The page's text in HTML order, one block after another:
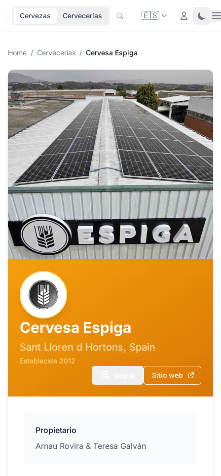
Cervezas Cervecerías 🇪🇸 Login
Home / Cervecerías / Cervesa Espiga
Cervesa Espiga
Sant Lloren d Hortons, Spain
Establecida 2012
Sitio web
Propietario
Arnau Rovira & Teresa Galván